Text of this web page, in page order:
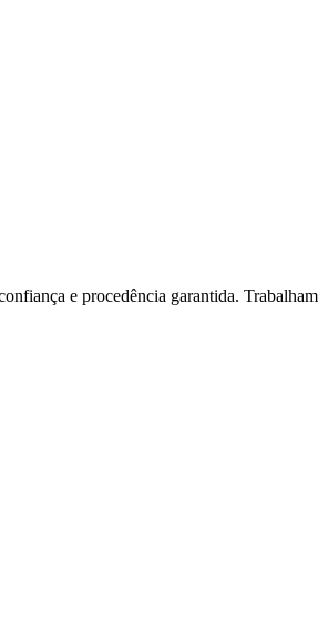
e procedência garantida.